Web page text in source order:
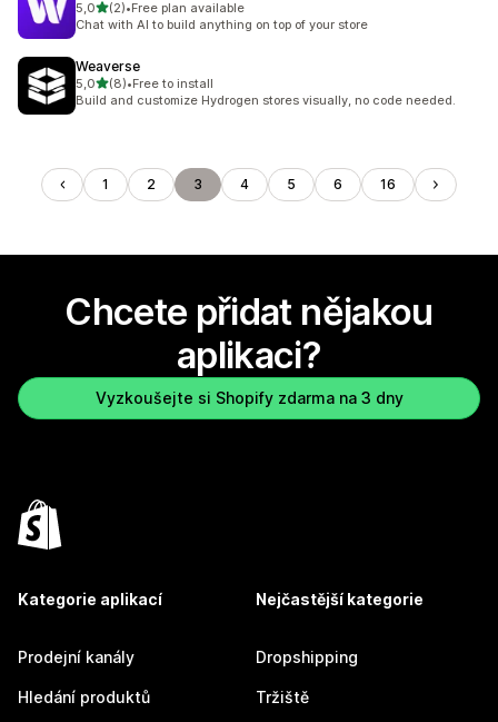
5,0z 5 hvězd
(2)
Celkový počet recenzí: 2
•Free plan available
Chat with AI to build anything on top of your store
Weaverse
5,0z 5 hvězd
(8)
Celkový počet recenzí: 8
•Free to install
Build and customize Hydrogen stores visually, no code needed.
1 2 3 4 5 6 16
Chcete přidat nějakou
aplikaci?
Vyzkoušejte si Shopify zdarma na 3 dny
Kategorie aplikací
Prodejní kanály
Hledání produktů
Nejčastější kategorie
Dropshipping
Tržiště